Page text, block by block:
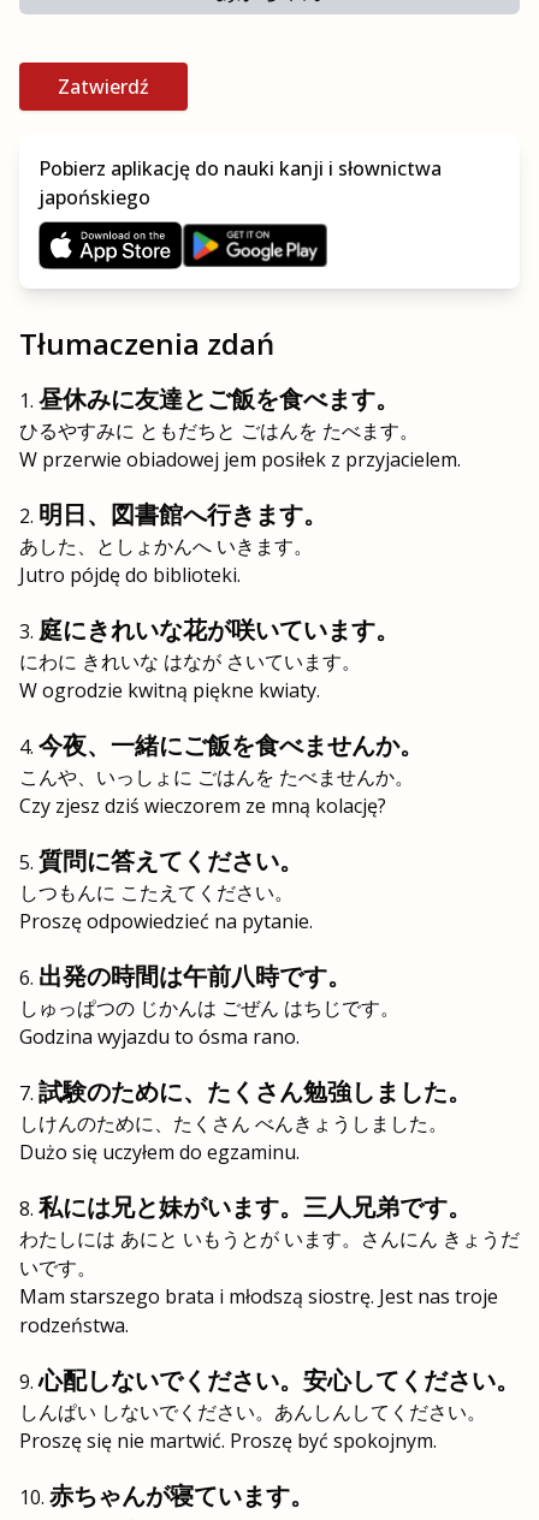
Zatwierdź
Pobierz aplikację do nauki kanji i słownictwa
japońskiego
Tłumaczenia zdań
昼休みに友達とご飯を食べます。
ひるやすみに ともだちと ごはんを たべます。
W przerwie obiadowej jem posiłek z przyjacielem.
明日、図書館へ行きます。
あした、としょかんへ いきます。
Jutro pójdę do biblioteki.
庭にきれいな花が咲いています。
にわに きれいな はなが さいています。
W ogrodzie kwitną piękne kwiaty.
今夜、一緒にご飯を食べませんか。
こんや、いっしょに ごはんを たべませんか。
Czy zjesz dziś wieczorem ze mną kolację?
質問に答えてください。
しつもんに こたえてください。
Proszę odpowiedzieć na pytanie.
出発の時間は午前八時です。
しゅっぱつの じかんは ごぜん はちじです。
Godzina wyjazdu to ósma rano.
試験のために、たくさん勉強しました。
しけんのために、たくさん べんきょうしました。
Dużo się uczyłem do egzaminu.
私には兄と妹がいます。三人兄弟です。
わたしには あにと いもうとが います。さんにん きょうだ
いです。
Mam starszego brata i młodszą siostrę. Jest nas troje
rodzeństwa.
心配しないでください。安心してください。
しんぱい しないでください。あんしんしてください。
Proszę się nie martwić. Proszę być spokojnym.
赤ちゃんが寝ています。